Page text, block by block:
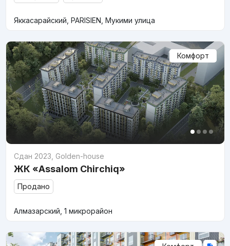
Яккасарайский, PARISIEN, Мукими улица
Комфорт
Сдан 2023 Golden-house
ЖК «Assalom Chirchiq»
Продано
Алмазарский, 1 микрорайон